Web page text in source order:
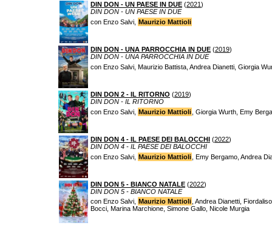
DIN DON - UN PAESE IN DUE (2021)
DIN DON - UN PAESE IN DUE
con Enzo Salvi, Maurizio Mattioli
DIN DON - UNA PARROCCHIA IN DUE (2019)
DIN DON - UNA PARROCCHIA IN DUE
con Enzo Salvi, Maurizio Battista, Andrea Dianetti, Giorgia
DIN DON 2 - IL RITORNO (2019)
DIN DON - IL RITORNO
con Enzo Salvi, Maurizio Mattioli , Giorgia Wurth, Emy
DIN DON 4 - IL PAESE DEI BALOCCHI (2022)
DIN DON 4 - IL PAESE DEI BALOCCHI
con Enzo Salvi, Maurizio Mattioli , Emy Bergamo, Andrea
DIN DON 5 - BIANCO NATALE (2022)
DIN DON 5 - BIANCO NATALE
con Enzo Salvi, Maurizio Mattioli , Andrea Dianetti,
Bocci, Marina Marchione, Simone Gallo, Nicole Murgia